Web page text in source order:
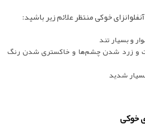
خوکی منتظر علائم زیر باشید:
و بسیار تند
و زرد شدن چشم‌ها و خاکستری شدن رنگ
شدید
خوکی